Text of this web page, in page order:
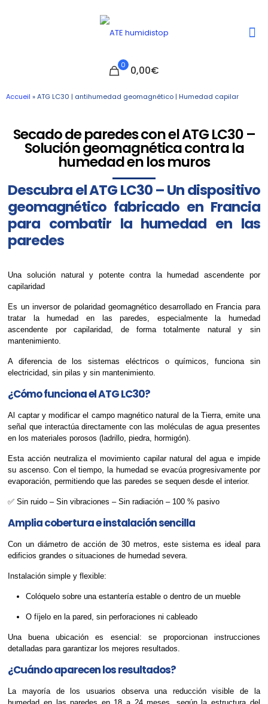
0 0,00€
Accueil »ATG LC30 | antihumedad geomagnético | Humedad capilar
Secado de paredes con el ATG LC30 –
Solución geomagnética contra la
humedad en los muros
Descubra el ATG LC30 – Un dispositivo
geomagnético fabricado en Francia
para combatir la humedad en las
paredes
Una solución natural y potente contra la humedad ascendente por
capilaridad
Es un inversor de polaridad geomagnético desarrollado en Francia para
tratar la humedad en las paredes, especialmente la humedad
ascendente por capilaridad, de forma totalmente natural y sin
mantenimiento.
A diferencia de los sistemas eléctricos o químicos, funciona sin
electricidad, sin pilas y sin mantenimiento.
¿Cómo funciona el ATG LC30?
Al captar y modificar el campo magnético natural de la Tierra, emite una
señal que interactúa directamente con las moléculas de agua presentes
en los materiales porosos (ladrillo, piedra, hormigón).
Esta acción neutraliza el movimiento capilar natural del agua e impide
su ascenso. Con el tiempo, la humedad se evacúa progresivamente por
evaporación, permitiendo que las paredes se sequen desde el interior.
✅ Sin ruido – Sin vibraciones – Sin radiación – 100 % pasivo
Amplia cobertura e instalación sencilla
Con un diámetro de acción de 30 metros, este sistema es ideal para
edificios grandes o situaciones de humedad severa.
Instalación simple y flexible:
Colóquelo sobre una estantería estable o dentro de un mueble
O fíjelo en la pared, sin perforaciones ni cableado
Una buena ubicación es esencial: se proporcionan instrucciones
detalladas para garantizar los mejores resultados.
¿Cuándo aparecen los resultados?
La mayoría de los usuarios observa una reducción visible de la